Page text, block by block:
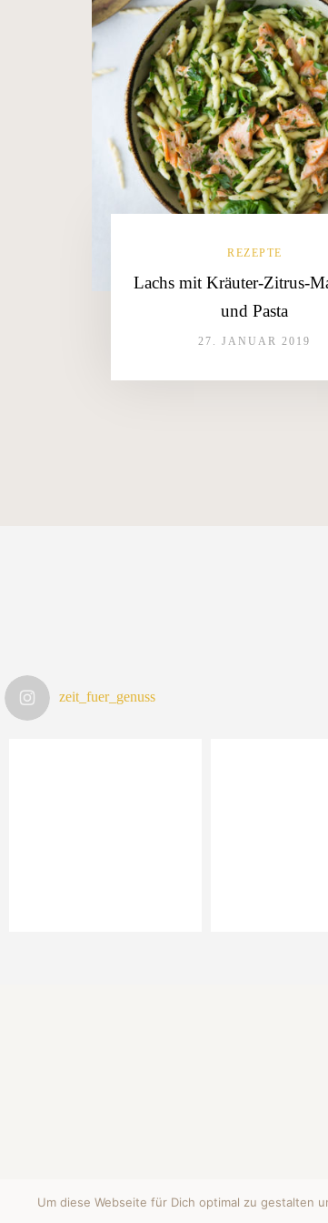
REZEPTE
Lachs mit Kräuter-Zitrus-
und Pasta
27. JANUAR 2019
zeit_fuer_genuss
Um diese Webseite für Dich optimal zu gestalten